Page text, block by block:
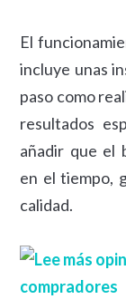
El
incluye unas
paso como
resultados
añadir que el
en el tiempo,
calidad.
compradores